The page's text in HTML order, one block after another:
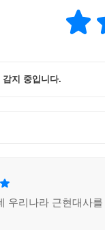
지 중입니다.
우리나라 근현대사